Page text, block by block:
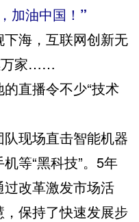
油中国！”
海，互联网创新无
万家……
直播令不少“技术
现场直击智能机器
等“黑科技”。5年
改革激发市场活
保持了快速发展步